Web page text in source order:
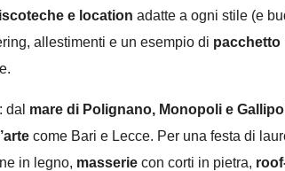
e location adatte a ogni stile (e
allestimenti e un esempio di pacchetto
dal mare di Polignano, Monopoli e
come Bari e Lecce. Per una festa di
in legno, masserie con corti in pietra,